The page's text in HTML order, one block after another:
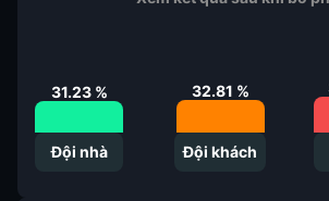
31.23%
Đội nhà
32.81 %
Đội khách